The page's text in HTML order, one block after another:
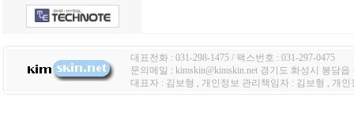
대표전화 : 031-298-1475 / 팩스번호 : 031-297-0475
문의메일 : kimskin@kimskin.net 경기도 화성시 봉담
대표자 : 김보형 , 개인정보 관리책임자 : 김보형 , 개